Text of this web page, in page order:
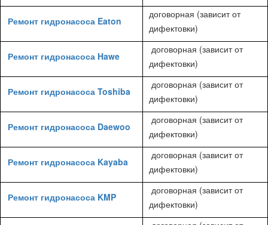
Ремонт гидронасоса Eaton
договорная (зависит от
дифектовки)
Ремонт гидронасоса Hawe
договорная (зависит от
дифектовки)
Ремонт гидронасоса Toshiba
договорная (зависит от
дифектовки)
Ремонт гидронасоса Daewoo
договорная (зависит от
дифектовки)
Ремонт гидронасоса Kayaba
договорная (зависит от
дифектовки)
Ремонт гидронасоса KMP
договорная (зависит от
дифектовки)